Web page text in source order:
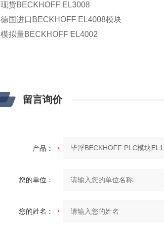
现货BECKHOFF EL3008
德国进口BECKHOFF EL4008模块
模拟量BECKHOFF EL4002
留言询价
产品：
您的单位：
您的姓名：